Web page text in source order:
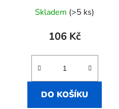
Skladem (>5 ks)
106 Kč
DO KOŠÍKU